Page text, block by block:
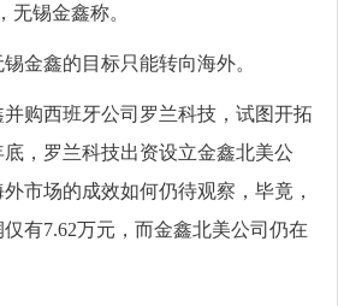
无锡金鑫称。
鑫的目标只能转向海外。
购西班牙公司罗兰科技，试图开拓
，罗兰科技出资设立金鑫北美公
市场的成效如何仍待观察，毕竟，
有7.62万元，而金鑫北美公司仍在